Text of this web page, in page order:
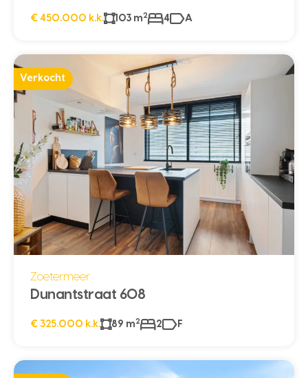
€ 450.000 k.k. 103 m2 4 A
Verkocht
Zoetermeer
Dunantstraat 608
€ 325.000 k.k. 89 m2 2 F